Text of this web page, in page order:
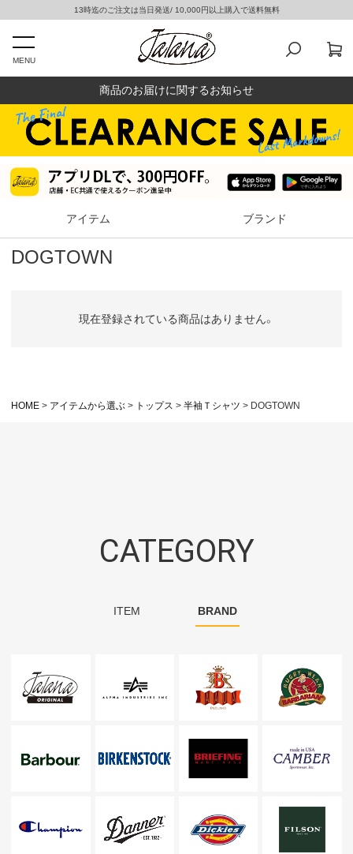
13時迄のご注文は当日発送/ 10,000円以上購入で送料無料
MENU
商品のお届けに関するお知らせ
アイテム ブランド
DOGTOWN
現在登録されている商品はありません。
HOME アイテムから選ぶ トップス 半袖Ｔシャツ DOGTOWN
CATEGORY
ITEM BRAND